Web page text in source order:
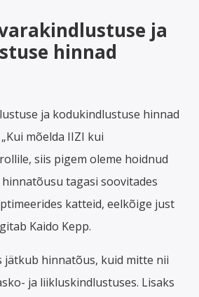
ja
hinnad
ja kodukindlustuse hinnad
mõelda IIZI kui
siis pigem oleme hoidnud
tagasi soovitades
katteid, eelkõige just
Kaido Kepp.
jätkub hinnatõus, kuid mitte nii
ja liikluskindlustuses. Lisaks